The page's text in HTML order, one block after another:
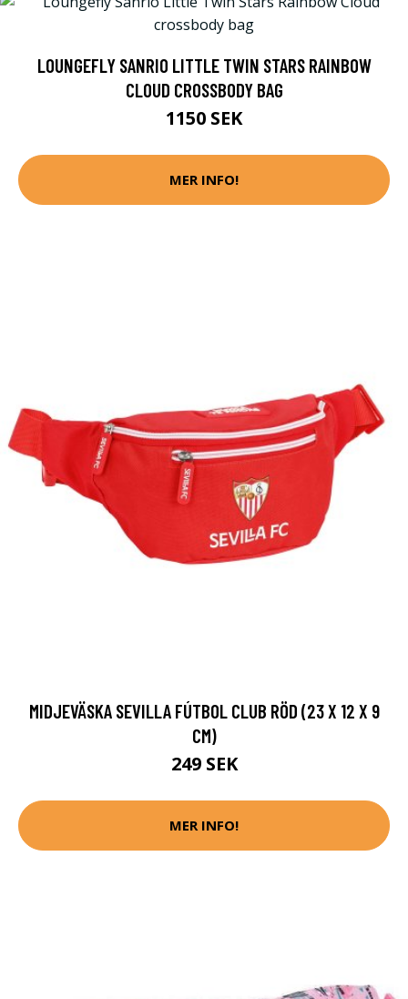
LOUNGEFLY SANRIO LITTLE TWIN STARS RAINBOW
CLOUD CROSSBODY BAG
1150 SEK
MER INFO!
MIDJEVÄSKA SEVILLA FÚTBOL CLUB RÖD (23 X 12 X 9
CM)
249 SEK
MER INFO!